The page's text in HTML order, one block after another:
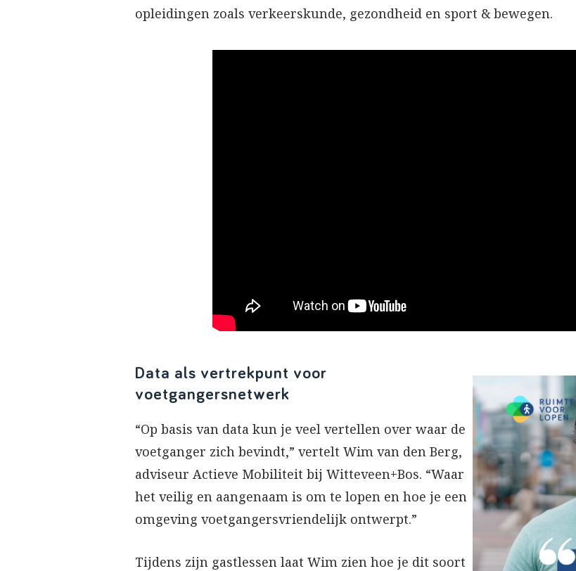
opleidingen zoals verkeerskunde, gezondheid en sport & bewegen.
Data als vertrekpunt voor
voetgangersnetwerk
“Op basis van data kun je veel vertellen over waar de
voetganger zich bevindt,” vertelt Wim van den Berg,
adviseur Actieve Mobiliteit bij Witteveen+Bos. “Waar
het veilig en aangenaam is om te lopen en hoe je een
omgeving voetgangersvriendelijk ontwerpt.”
Tijdens zijn gastlessen laat Wim zien hoe je dit soort